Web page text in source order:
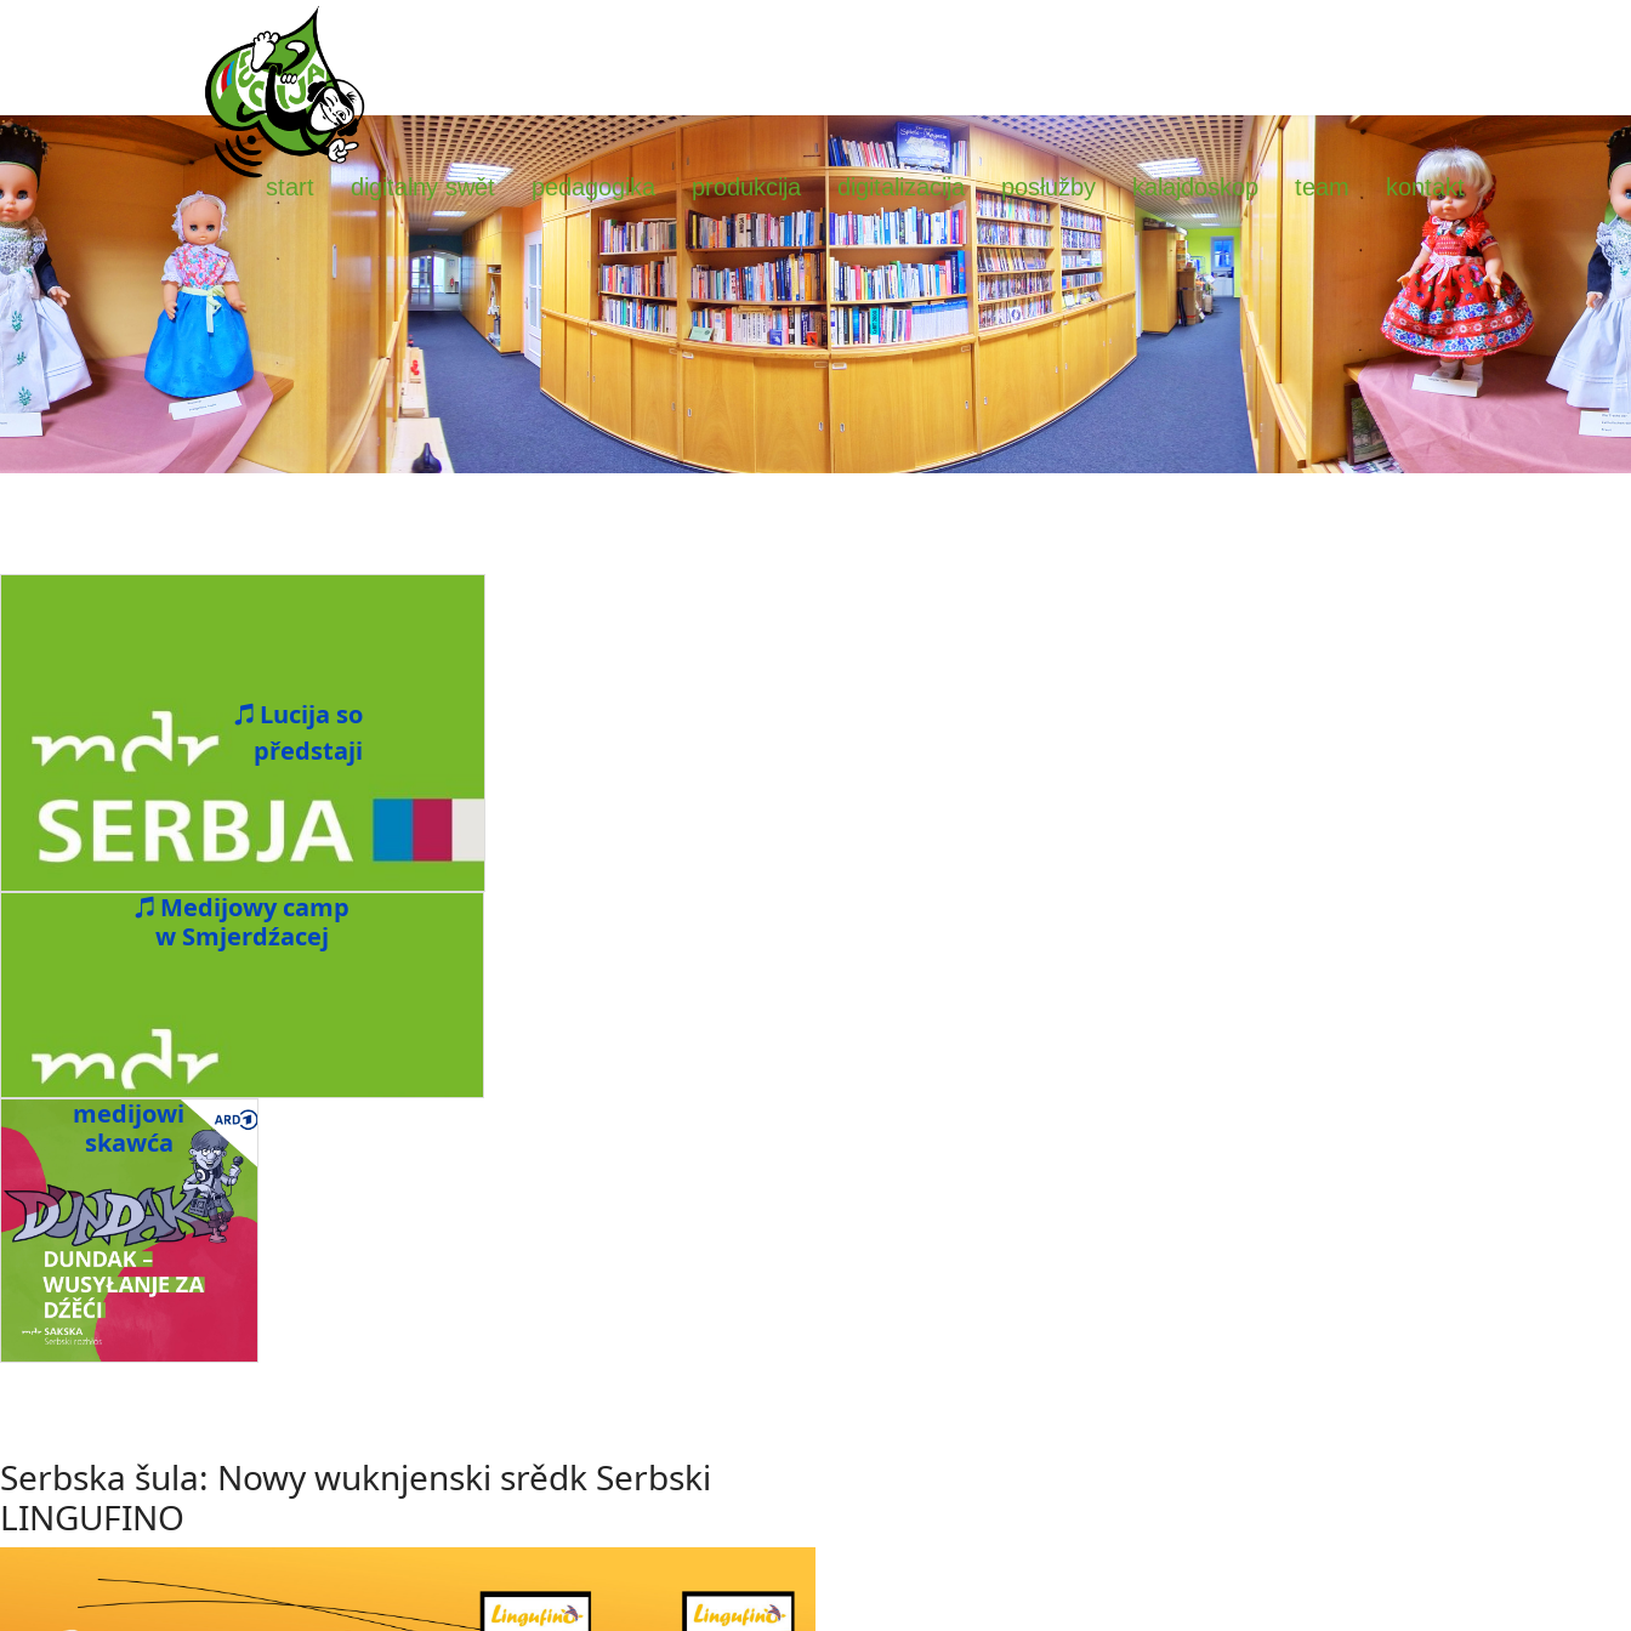
start digitalny swět pedagogika produkcija digitalizacija posłužby kalajdoskop team kontakt
Lucija so
předstaji
Medijowy camp
w Smjerdźacej
medijowi
skawća
Serbska šula: Nowy wuknjenski srědk Serbski
LINGUFINO